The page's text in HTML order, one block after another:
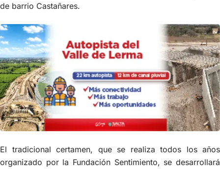
de barrio Castañares.
El tradicional certamen, que se realiza todos los años
organizado por la Fundación Sentimiento, se desarrollará